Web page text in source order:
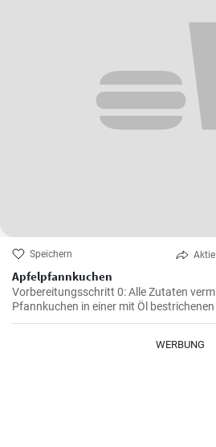
Speichern Aktie
Apfelpfannkuchen
Vorbereitungsschritt 0: Alle Zutaten
Pfannkuchen in einer mit Öl
braten.
WERBUNG